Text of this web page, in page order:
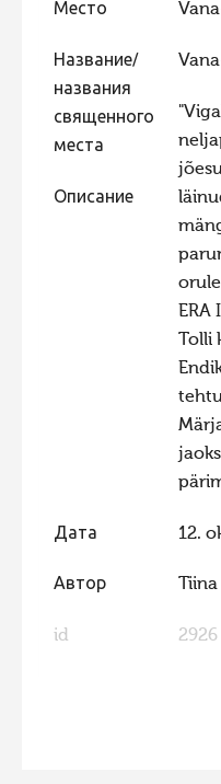
Фотоконкурс 2021
Видео 2021
Фотоконкурс 2020
Фотоконкурс 2019
Фотоконкурс 2016
Фотоконкурс 2014
Фотоконкурс 2013
Фотоконкурс 2011
Фотоконкурс 2008
Место
Название/
названия
священного
места
Описание
ERA
Дата 12.
Автор
id 2926